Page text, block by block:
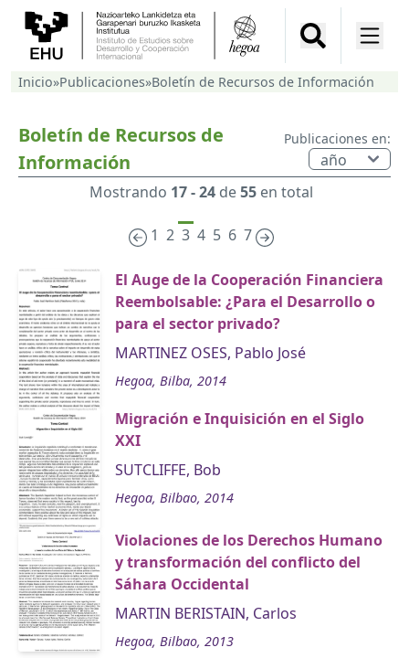
Inicio»Publicaciones»Boletín de Recursos de Información
Boletín de Recursos de
Información
Publicaciones en:
Mostrando 17 - 24de55en total
1 2 3 4 5 6 7
El Auge de la Cooperación Financiera
Reembolsable: ¿Para el Desarrollo o
para el sector privado?
MARTINEZ OSES, Pablo José
Hegoa, Bilba, 2014
Migración e Inquisición en el Siglo
XXI
SUTCLIFFE, Bob
Hegoa, Bilbao, 2014
Violaciones de los Derechos Humano
y transformación del conflicto del
Sáhara Occidental
MARTIN BERISTAIN, Carlos
Hegoa, Bilbao, 2013